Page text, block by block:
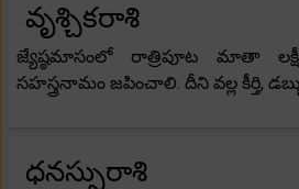
వృశ్చికరాశి
జ్యేష్ఠమాసంలో రాత్రిపూట మాతా
సహస్త్రనామం జపించాలి. దీని వల్ల కీర్తి,
ధనస్సురాశి